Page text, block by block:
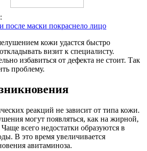
после маски покраснело лицо
кожи удастся быстро
визит к специалисту.
избавиться от дефекта не стоит. Так
проблему.
реакций не зависит от типа кожи.
могут появляться, как на жирной,
всего недостатки образуются в
В это время увеличивается
авитаминоза.